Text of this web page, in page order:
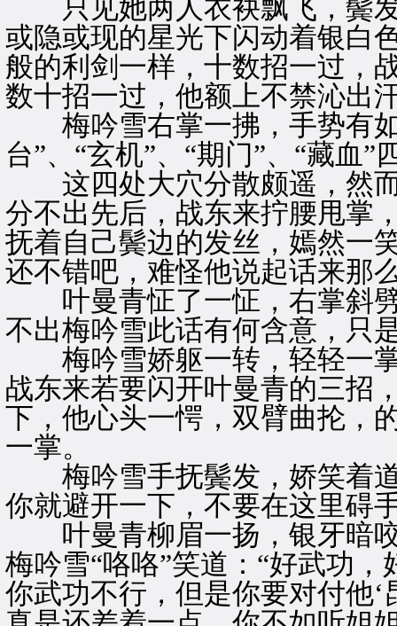
只见她两人衣袂飘飞，鬓发
或隐或现的星光下闪动着银白
般的利剑一样，十数招一过，
数十招一过，他额上不禁沁出
梅吟雪右掌一拂，手势有如
台”、“玄机”、“期门”、“藏血”
这四处大穴分散颇遥，然而
分不出先后，战东来拧腰甩掌
抚着自己鬓边的发丝，嫣然一
还不错吧，难怪他说起话来那
叶曼青怔了一怔，右掌斜劈
不出梅吟雪此话有何含意，只
梅吟雪娇躯一转，轻轻一掌
战东来若要闪开叶曼青的三招
下，他心头一愕，双臂曲抡，
一掌。
梅吟雪手抚鬓发，娇笑着道
你就避开一下，不要在这里碍
叶曼青柳眉一扬，银牙暗咬
梅吟雪“咯咯”笑道：“好武功
你武功不行，但是你要对付他